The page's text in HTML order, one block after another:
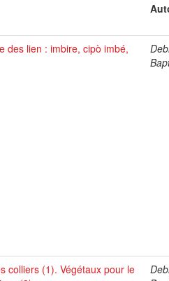
des lien : imbire, cipò imbé,
colliers (1). Végétaux pour le